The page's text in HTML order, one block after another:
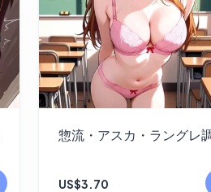
惣流・アスカ・ラングレ
US$3.70